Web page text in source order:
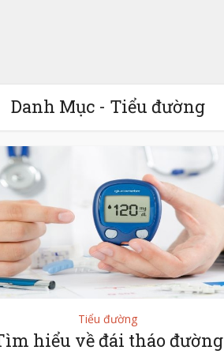
Danh Mục - Tiểu đường
Tiểu đường
hiểu về đái tháo đường